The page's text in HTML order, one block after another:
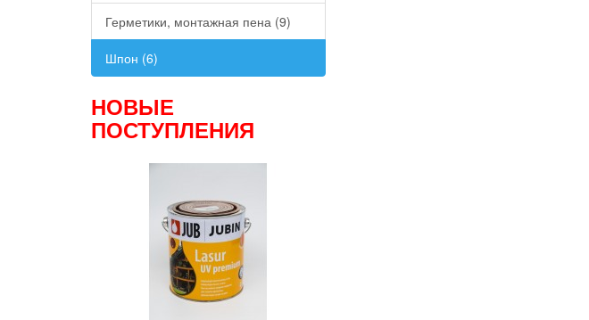
Герметики, монтажная пена (9)
Шпон (6)
НОВЫЕ
ПОСТУПЛЕНИЯ